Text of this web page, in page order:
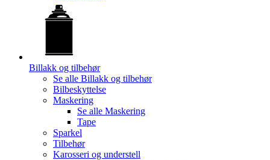
Billakk og tilbehør
Se alle Billakk og tilbehør
Bilbeskyttelse
Maskering
Se alle Maskering
Tape
Sparkel
Tilbehør
Karosseri og understell